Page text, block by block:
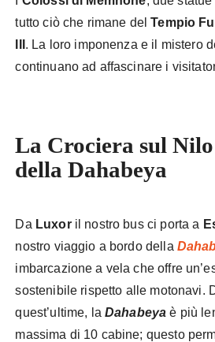
tutto ciò che rimane delTempio
. La loro imponenza e il mistero
continuano ad affascinare i
La Crociera sul
della Dahabeya
Da Luxoril nostro bus ci porta a
nostro viaggio a bordo della
imbarcazione a vela che offre
sostenibile rispetto alle motonavi.
quest’ultime, laDahabeya è più
massima di 10 cabine; questo